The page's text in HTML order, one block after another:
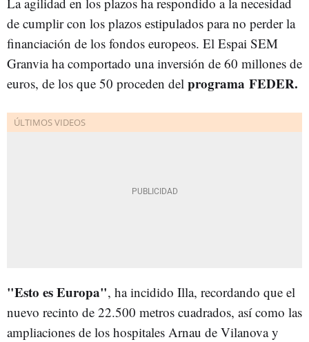
de cumplir con los plazos estipulados para no perder la
financiación de los fondos europeos. El Espai SEM
Granvia ha comportado una inversión de 60 millones de
euros, de los que 50 proceden del programa FEDER.
"Esto es Europa", ha incidido Illa, recordando que el
nuevo recinto de 22.500 metros cuadrados, así como las
ampliaciones de los hospitales Arnau de Vilanova y